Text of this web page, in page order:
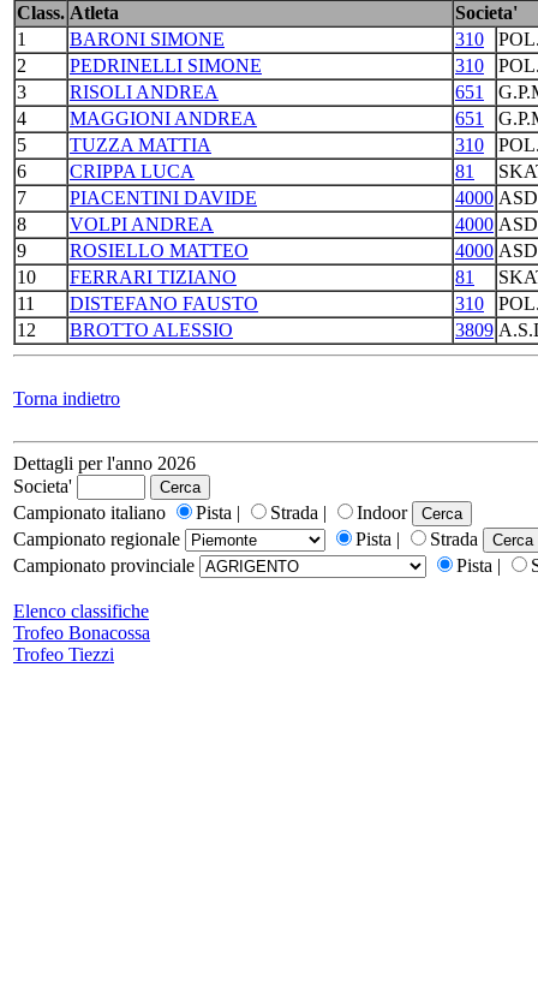
Class. Atleta
Societa'
1
BARONI SIMONE 310
2
PEDRINELLI SIMONE 310
3
RISOLI ANDREA 651
4
MAGGIONI ANDREA 651
5
TUZZA MATTIA 310
6
CRIPPA LUCA 81
7
PIACENTINI DAVIDE 4000
8
VOLPI ANDREA 4000
9
ROSIELLO MATTEO 4000
10
FERRARI TIZIANO 81
11
DISTEFANO FAUSTO 310
12
BROTTO ALESSIO 3809
Torna indietro
Dettagli per l'anno 2026
Societa'
Campionato italiano
Pista | Strada |
Indoor
Campionato regionale
Pista |
Strada
Campionato provinciale
Pista |
Elenco classifiche
Trofeo Bonacossa
Trofeo Tiezzi